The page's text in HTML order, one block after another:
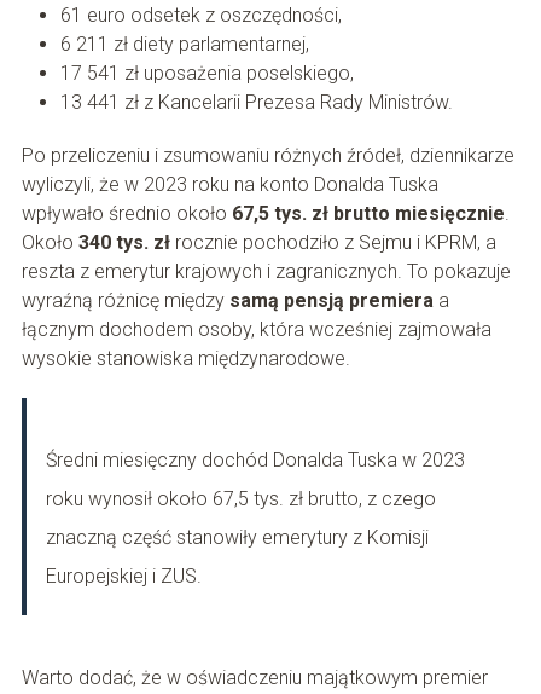
61 euro odsetek z oszczędności,
6 211 zł diety parlamentarnej,
17 541 zł uposażenia poselskiego,
13 441 zł z Kancelarii Prezesa Rady Ministrów.
Po przeliczeniu i zsumowaniu różnych źródeł, dziennikarze
wyliczyli, że w 2023 roku na konto Donalda Tuska
wpływało średnio około 67,5 tys. zł brutto miesięcznie.
Około 340 tys. złrocznie pochodziło z Sejmu i KPRM, a
reszta z emerytur krajowych i zagranicznych. To pokazuje
wyraźną różnicę między samą pensją premieraa
łącznym dochodem osoby, która wcześniej zajmowała
wysokie stanowiska międzynarodowe.
Średni miesięczny dochód Donalda Tuska w 2023
roku wynosił około 67,5 tys. zł brutto, z czego
znaczną część stanowiły emerytury z Komisji
Europejskiej i ZUS.
Warto dodać, że w oświadczeniu majątkowym premier